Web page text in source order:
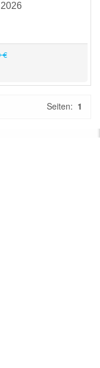
€
Seiten: 1